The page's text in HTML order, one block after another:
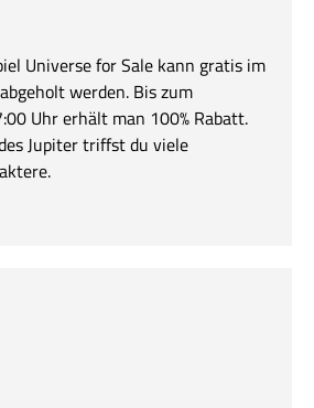
Universe for Sale kann gratis im
werden. Bis zum
Uhr erhält man 100% Rabatt.
Jupiter triffst du viele